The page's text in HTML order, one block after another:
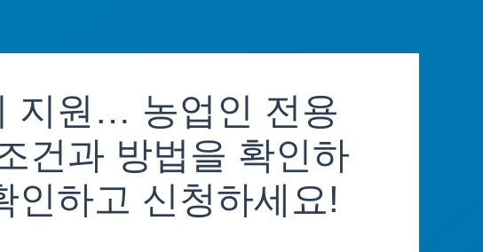
지원… 농업인 전용
건과 방법을 확인하
인하고 신청하세요!